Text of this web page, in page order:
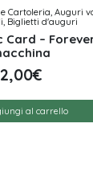
Cartoleria, Auguri
Biglietti d'auguri
Card –
2,00€
al carrello